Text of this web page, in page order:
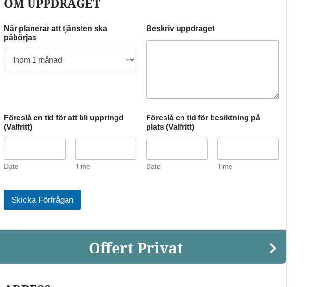
När planerar att tjänsten ska
påbörjas
Beskriv uppdraget
Föreslå en tid för att bli uppringd
(Valfritt)
Date Time
Föreslå en tid för besiktning på
plats (Valfritt)
Date Time
Skicka Förfrågan
Offert Privat